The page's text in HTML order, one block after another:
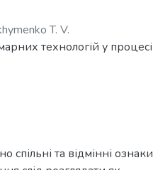
T. V.
технологій у процесі
спільні та відмінні ознаки